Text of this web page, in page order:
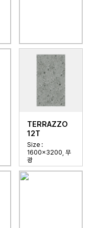
ICRYSTAL
JUNGLE 6T-
Size :
1200x2780, 유
TERRAZZO
12T
Size :
1600x3200, 무
광